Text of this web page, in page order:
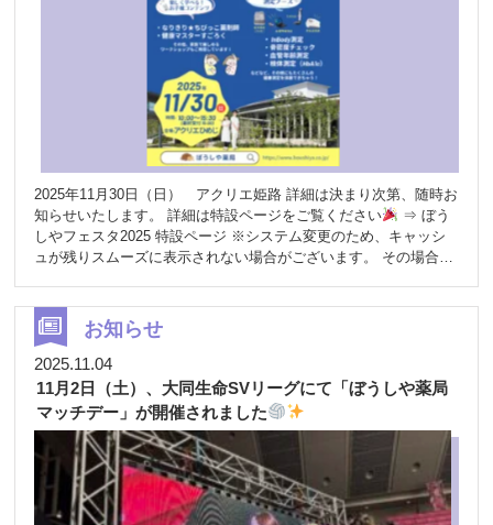
年もたくさんのちびっこ達が集まってくれました
大人気だったのが、びっくり科学実験
他には調剤体験や体を
動かしながら楽しむ探検コーナー♪“薬に見立てたお菓子” が出てく
る仕組みに、子どもたちの「わぁ〜！」という歓声が途切れませ
のコーナーも笑顔であふれる、とてもあたたかい空間になりまし
お惣菜紹介 に加え、今年も ベジチェック に多くの方が挑戦。新
寄付につながる仕組み スマイラル♥️ 可愛さ全開の LOVOT（つ
むぐ）
初登場の コグエボ など、新しい体験も盛りだくさん！
一つひとつに「これ面白い！」「かわいい〜！」といった声が響
いていました
ピンクリボンアドバイザーによる啓発コーナーで
は、幅広い年齢層の方が熱心に耳を傾けてくださる姿が印象的で
した
会場を楽しみながら回れる シールラリー も大好評♪家族み
んなでワイワイ巡る姿があちこちで見られました
人気だったのが 多肉植物ワークショップ（HAPPYUPさん）
に満席になるほどで、「来年も絶対来ます！」という嬉しい声も
たくさんいただきました
今年の来場者はなんと 674名！ご家族
づれも多く、テーマである「家族みんなで楽しむ♪体験づくしの一
日！」がまさに実現したフェスタとなりました
測定ブースは
待ち時間が発生するほどの人気で、お時間の都合で体験できなか
った皆さまには申し訳ございません
【健康ステーション宮西】
では測定器具を常設しておりますので、ぜひ引き続きご活用くだ
さいませ
また、各店舗で定期開催している「健康チェック
2025年11月30日（日） アクリエ姫路 詳細は決まり次第、随時お
知らせいたします。 詳細は特設ページをご覧ください
⇒ ぼう
しやフェスタ2025 特設ページ ※システム変更のため、キャッシ
ュが残りスムーズに表示されない場合がございます。 その場合に
Ctrl + F5キー 同時押し ・Macの場合：Command + Shift + Rキー
同時押し 【スマートフォンからご覧の方】 ご利用のアプリの設定
よりキャッシュ／閲覧履歴データの削除を選択
お知らせ
2025.11.04
11月2日（土）、大同生命SVリーグにて「ぼうしや薬局
マッチデー」が開催されました